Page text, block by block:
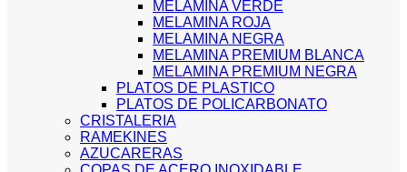
MELAMINA VERDE
MELAMINA ROJA
MELAMINA NEGRA
MELAMINA PREMIUM BLANCA
MELAMINA PREMIUM NEGRA
PLATOS DE PLASTICO
PLATOS DE POLICARBONATO
CRISTALERIA
RAMEKINES
AZUCARERAS